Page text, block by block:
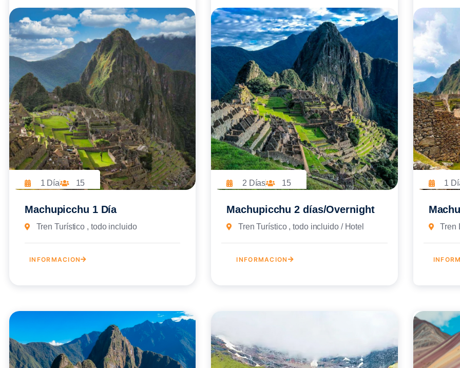
1 Día 15
Machupicchu 1 Día
Tren Turístico , todo incluido
INFORMACION
2 Días 15
Machupicchu 2 días/Overnight
Tren Turístico , todo incluido / Hotel
INFORMACION
1
Tren